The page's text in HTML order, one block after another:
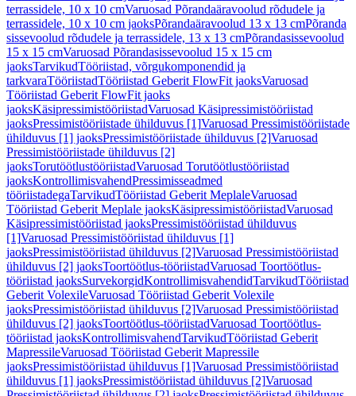
terrassidele, 10 x 10 cmVaruosad Põrandaäravoolud rõdudele ja
terrassidele, 10 x 10 cm jaoksPõrandaäravoolud 13 x 13 cmPõranda
sissevoolud rõdudele ja terrassidele, 13 x 13 cmPõrandasissevoolud
15 x 15 cmVaruosad Põrandasissevoolud 15 x 15 cm
jaoksTarvikudTööriistad, võrgukomponendid ja
tarkvaraTööriistadTööriistad Geberit FlowFit jaoksVaruosad
Tööriistad Geberit FlowFit jaoks
jaoksKäsipressimistööriistadVaruosad Käsipressimistööriistad
jaoksPressimistööriistade ühilduvus [1]Varuosad Pressimistööriistade
ühilduvus [1] jaoksPressimistööriistade ühilduvus [2]Varuosad
Pressimistööriistade ühilduvus [2]
jaoksTorutöötlustööriistadVaruosad Torutöötlustööriistad
jaoksKontrollimisvahendPressimisseadmed
tööriistadegaTarvikudTööriistad Geberit MeplaleVaruosad
Tööriistad Geberit Meplale jaoksKäsipressimistööriistadVaruosad
Käsipressimistööriistad jaoksPressimistööriistad ühilduvus
[1]Varuosad Pressimistööriistad ühilduvus [1]
jaoksPressimistööriistad ühilduvus [2]Varuosad Pressimistööriistad
ühilduvus [2] jaoksToortöötlus-tööriistadVaruosad Toortöötlus-
tööriistad jaoksSurvekorgidKontrollimisvahendidTarvikudTööriistad
Geberit VolexileVaruosad Tööriistad Geberit Volexile
jaoksPressimistööriistad ühilduvus [2]Varuosad Pressimistööriistad
ühilduvus [2] jaoksToortöötlus-tööriistadVaruosad Toortöötlus-
tööriistad jaoksKontrollimisvahendTarvikudTööriistad Geberit
MapressileVaruosad Tööriistad Geberit Mapressile
jaoksPressimistööriistad ühilduvus [1]Varuosad Pressimistööriistad
ühilduvus [1] jaoksPressimistööriistad ühilduvus [2]Varuosad